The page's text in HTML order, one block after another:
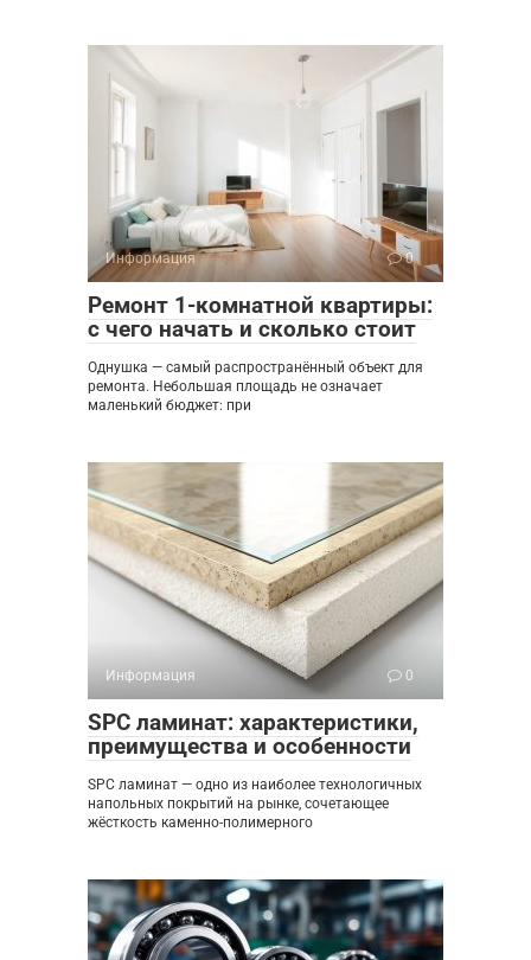
Информация 0
Ремонт 1-комнатной квартиры:
с чего начать и сколько стоит
Однушка — самый распространённый объект для
ремонта. Небольшая площадь не означает
маленький бюджет: при
Информация 0
SPC ламинат: характеристики,
преимущества и особенности
SPC ламинат — одно из наиболее технологичных
напольных покрытий на рынке, сочетающее
жёсткость каменно-полимерного